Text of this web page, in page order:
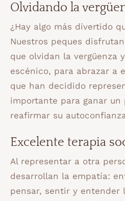
Olvidando la
¿Hay algo más divertido
Nuestros peques
que olvidan la vergüenza
escénico, para abrazar a
que han decidido
importante para ganar
reafirmar su
Excelente terapia
Al representar a otra
desarrollan la empatía:
pensar, sentir y entender